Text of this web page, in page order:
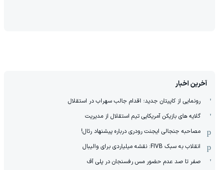
آخرین اخبار
رونمایی از کاپیتان جدید؛ اقدام جالب سهراب در استقلال
گلایه های بازیکن آمریکایی تیم استقلال از مدیریت
مصاحبه جنجالی ایجنت رودری درباره پیشنهاد رئال!
انقلاب به سبک FIVB: نقشه میلیاردی برای والیبال
صفر تا صد عدم حضور مس رفسنجان در پلی آف